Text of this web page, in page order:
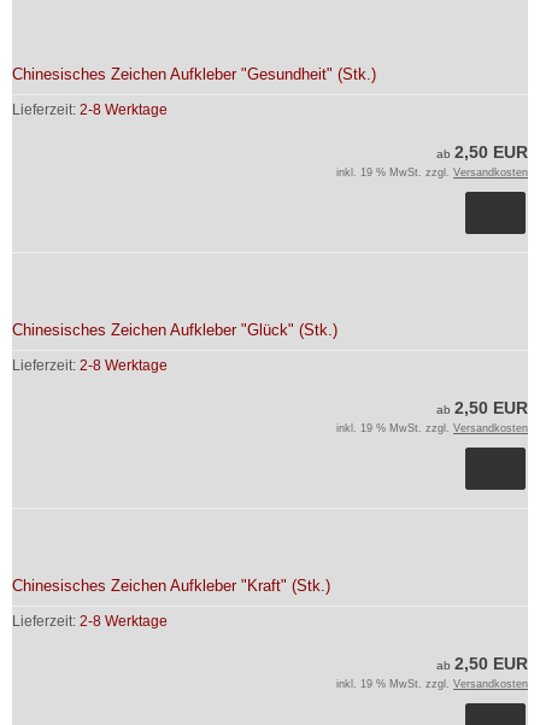
Chinesisches Zeichen Aufkleber "Gesundheit" (Stk.)
Lieferzeit: 2-8 Werktage
ab 2,50 EUR
inkl. 19 % MwSt. zzgl. Versandkosten
Chinesisches Zeichen Aufkleber "Glück" (Stk.)
Lieferzeit: 2-8 Werktage
ab 2,50 EUR
inkl. 19 % MwSt. zzgl. Versandkosten
Chinesisches Zeichen Aufkleber "Kraft" (Stk.)
Lieferzeit: 2-8 Werktage
ab 2,50 EUR
inkl. 19 % MwSt. zzgl. Versandkosten